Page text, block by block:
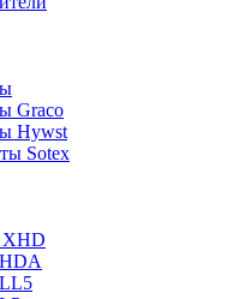
Graco
Hywst
Sotex
XHD